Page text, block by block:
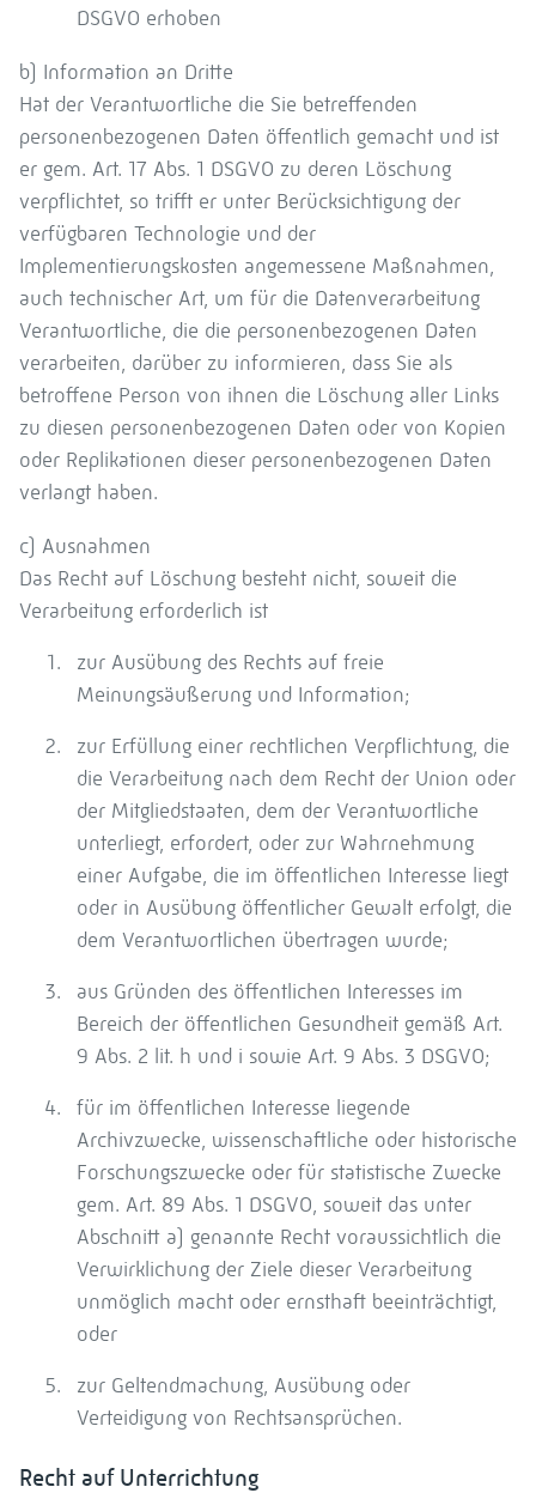
DSGVO erhoben
b) Information an Dritte
Hat der Verantwortliche die Sie betreffenden
personenbezogenen Daten öffentlich gemacht und ist
er gem. Art. 17 Abs. 1 DSGVO zu deren Löschung
verpflichtet, so trifft er unter Berücksichtigung der
verfügbaren Technologie und der
Implementierungskosten angemessene Maßnahmen,
auch technischer Art, um für die Datenverarbeitung
Verantwortliche, die die personenbezogenen Daten
verarbeiten, darüber zu informieren, dass Sie als
betroffene Person von ihnen die Löschung aller Links
zu diesen personenbezogenen Daten oder von Kopien
oder Replikationen dieser personenbezogenen Daten
verlangt haben.
c) Ausnahmen
Das Recht auf Löschung besteht nicht, soweit die
Verarbeitung erforderlich ist
zur Ausübung des Rechts auf freie
Meinungsäußerung und Information;
zur Erfüllung einer rechtlichen Verpflichtung, die
die Verarbeitung nach dem Recht der Union oder
der Mitgliedstaaten, dem der Verantwortliche
unterliegt, erfordert, oder zur Wahrnehmung
einer Aufgabe, die im öffentlichen Interesse liegt
oder in Ausübung öffentlicher Gewalt erfolgt, die
dem Verantwortlichen übertragen wurde;
aus Gründen des öffentlichen Interesses im
Bereich der öffentlichen Gesundheit gemäß Art.
9 Abs. 2 lit. h und i sowie Art. 9 Abs. 3 DSGVO;
für im öffentlichen Interesse liegende
Archivzwecke, wissenschaftliche oder historische
Forschungszwecke oder für statistische Zwecke
gem. Art. 89 Abs. 1 DSGVO, soweit das unter
Abschnitt a) genannte Recht voraussichtlich die
Verwirklichung der Ziele dieser Verarbeitung
unmöglich macht oder ernsthaft beeinträchtigt,
oder
zur Geltendmachung, Ausübung oder
Verteidigung von Rechtsansprüchen.
Recht auf Unterrichtung